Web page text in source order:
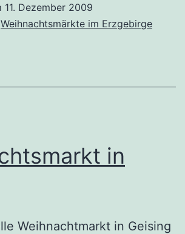
11. Dezember 2009
Weihnachtsmärkte im Erzgebirge
in
Weihnachtmarkt in Geising